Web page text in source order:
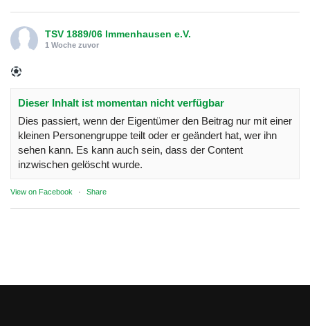
TSV 1889/06 Immenhausen e.V.
1 Woche zuvor
Dieser Inhalt ist momentan nicht verfügbar
Dies passiert, wenn der Eigentümer den Beitrag nur mit einer
kleinen Personengruppe teilt oder er geändert hat, wer ihn
sehen kann. Es kann auch sein, dass der Content
inzwischen gelöscht wurde.
View on Facebook · Share